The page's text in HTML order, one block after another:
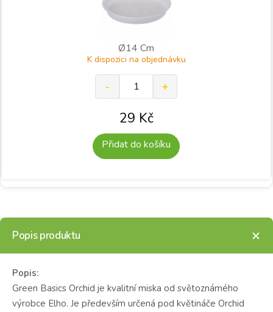
Ø14 Cm
K dispozici na objednávku
29 Kč
Přidat do košíku
Popis produktu
Popis:
Green Basics Orchid je kvalitní miska od světoznámého
výrobce Elho. Je především určená pod květináče Orchid